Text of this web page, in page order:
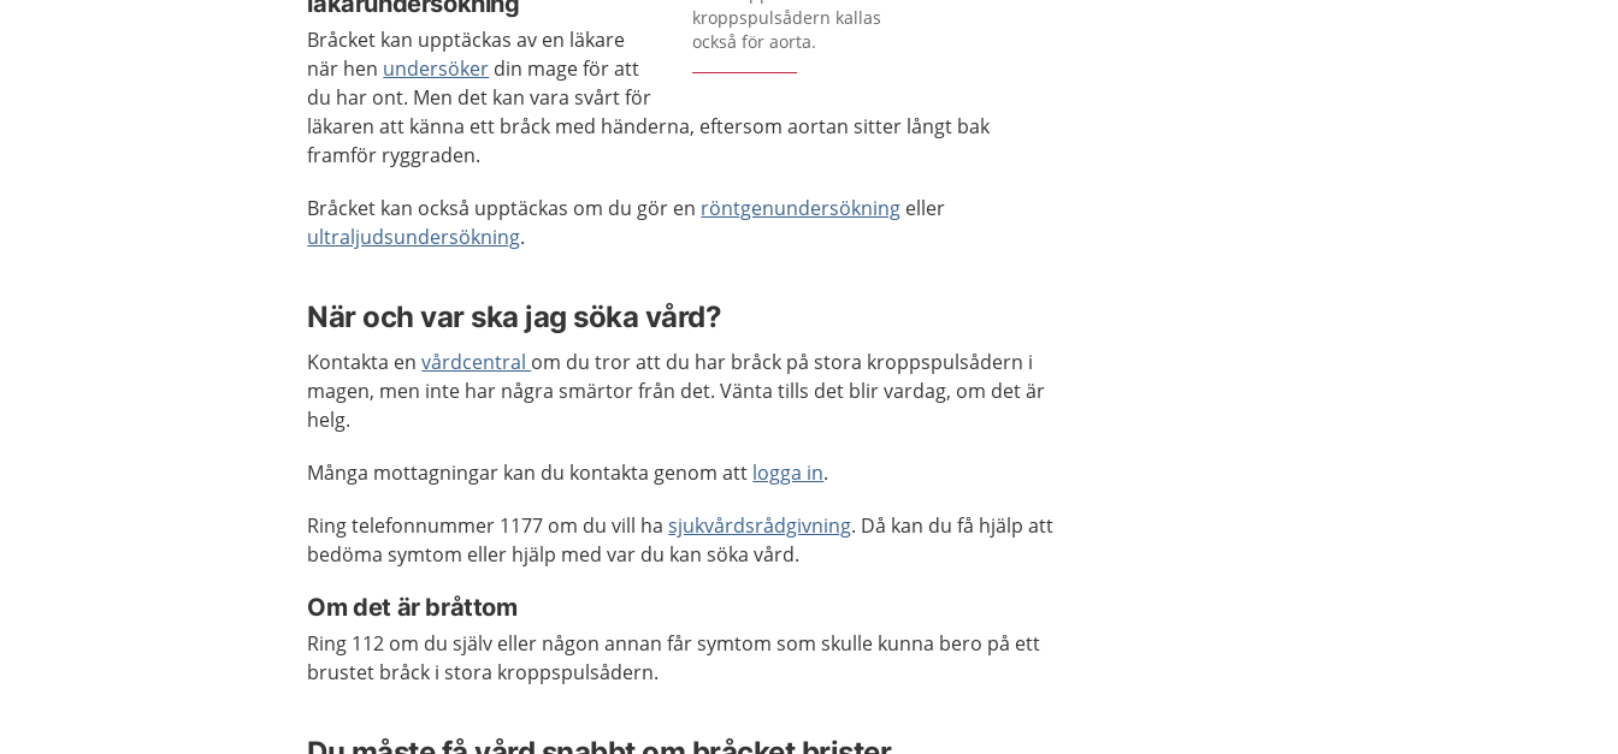
kroppspulsådern kallas
också för aorta.
Bråcket kan upptäckas av en läkare
när hen undersöker din mage för att
du har ont. Men det kan vara svårt för
läkaren att känna ett bråck med händerna, eftersom aortan sitter långt bak
framför ryggraden.
Bråcket kan också upptäckas om du gör en röntgenundersökning eller
ultraljudsundersökning.
När och var ska jag söka vård?
Kontakta envårdcentral om du tror att du har bråck på stora kroppspulsådern i
magen, men inte har några smärtor från det. Vänta tills det blir vardag, om det är
helg.
Många mottagningar kan du kontakta genom att logga in.
Ring telefonnummer 1177 om du vill hasjukvårdsrådgivning. Då kan du få hjälp att
bedöma symtom eller hjälp med var du kan söka vård.
Om det är bråttom
Ring 112 om du själv eller någon annan får symtom som skulle kunna bero på ett
brustet bråck i stora kroppspulsådern.